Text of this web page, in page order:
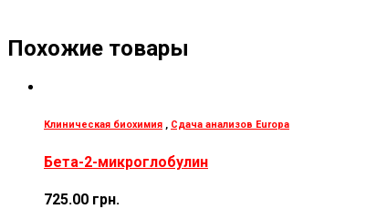
Похожие товары
Клиническая биохимия , Сдача анализов Europa
Бета-2-микроглобулин
725.00 грн.